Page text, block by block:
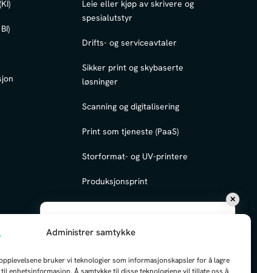
Administrer samtykke
bruker vi teknologier som informasjonskapsler for å lagre
Leie eller kjøp av skrivere og
spesialutstyr
Drifts- og serviceavtaler
Sikker print og skybaserte
løsninger
Scanning og digitalisering
Print som tjeneste (PaaS)
Storformat- og UV-printere
Produksjonsprint
✕
Hva kan jeg hjelpe deg med i dag?